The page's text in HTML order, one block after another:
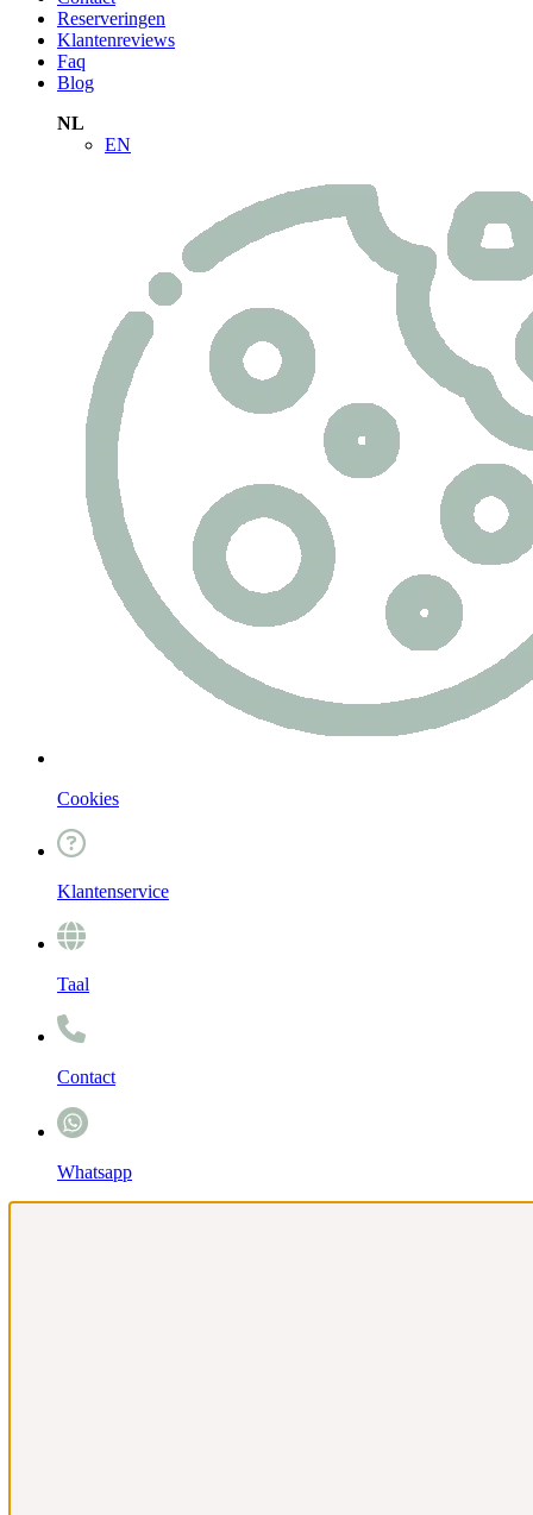
Reserveringen
Klantenreviews
Faq
Blog
NL
EN
Cookies
Klantenservice
Taal
Contact
Whatsapp